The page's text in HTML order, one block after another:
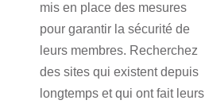
mis en place des mesures
pour garantir la sécurité de
leurs membres. Recherchez
des sites qui existent depuis
longtemps et qui ont fait leurs